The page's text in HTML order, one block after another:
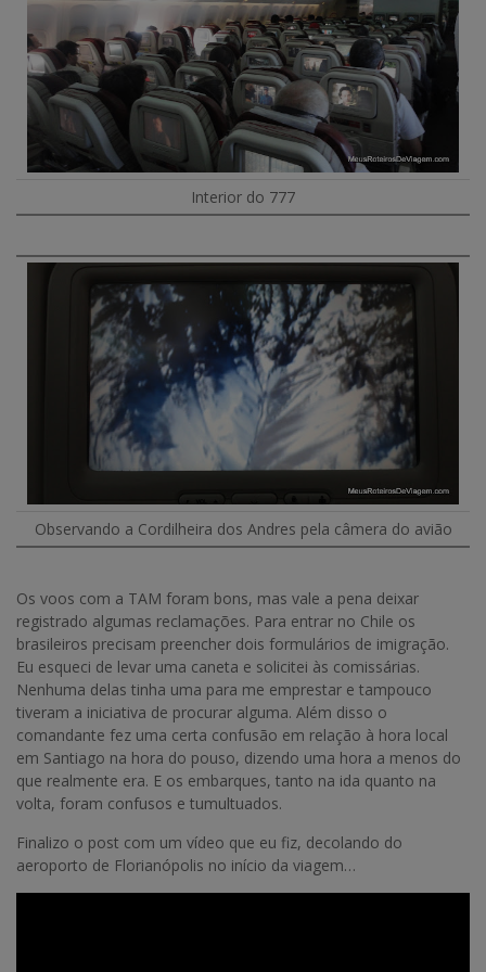
Interior do 777
Observando a Cordilheira dos Andres pela câmera do avião
Os voos com a TAM foram bons, mas vale a pena deixar
registrado algumas reclamações. Para entrar no Chile os
brasileiros precisam preencher dois formulários de imigração.
Eu esqueci de levar uma caneta e solicitei às comissárias.
Nenhuma delas tinha uma para me emprestar e tampouco
tiveram a iniciativa de procurar alguma. Além disso o
comandante fez uma certa confusão em relação à hora local
em Santiago na hora do pouso, dizendo uma hora a menos do
que realmente era. E os embarques, tanto na ida quanto na
volta, foram confusos e tumultuados.
Finalizo o post com um vídeo que eu fiz, decolando do
aeroporto de Florianópolis no início da viagem…